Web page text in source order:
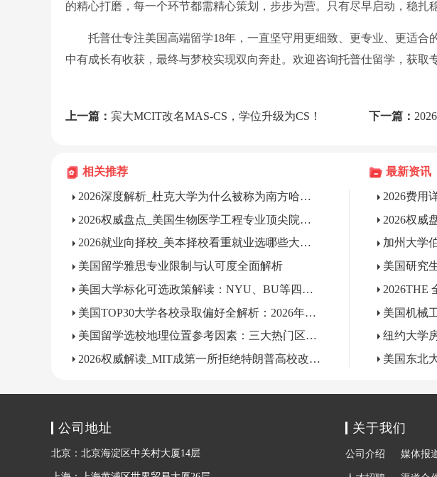
的精心打磨，每一个环节都需精心策划，步步为营。只有尽早启动，稳扎
托普仕专注美国高端留学18年，一直坚守用更细致、更专业、更适合
中有成长有收获，最终与梦校实现双向奔赴。欢迎咨询托普仕留学，获取
上一篇： 宾大MCIT改名MAS-CS，学位升级为CS！ 下一篇：
相关推荐 最新资讯
2026深度解析_杜克大学为什么被称为南方哈佛？
2026权威盘点_美国生物医学工程专业顶尖院校有哪些？
2026就业向择校_美本择校看重就业选哪些大学？
美国留学雅思专业限制与认可度全面解析
美国大学标化可选政策解读：NYU、BU等四校录取偏好全解析
美国TOP30大学各校录取偏好全解析：2026年美本申请必读
美国留学选校地理位置参考因素：三大热门区域深度解析
2026权威解读_MIT成第一所拒绝特朗普高校改革提案的大学
2026费用
2026权威
加州大学
公司地址
北京：北京海淀区中关村大厦14层
关于我们
公司介绍 媒体报